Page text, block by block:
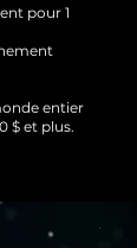
pour 1
entier
$ et plus.